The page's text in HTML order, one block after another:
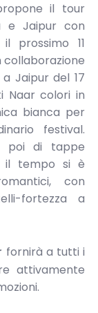
il tour
e Jaipur con
prossimo 11
collaborazione
Jaipur del 17
Naar colori in
bianca per
festival.
poi di tappe
il tempo si è
con
fortezza a
fornirà a tutti i
attivamente